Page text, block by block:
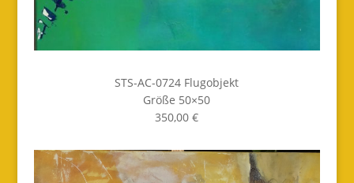
STS-AC-0724 Flugobjekt
Größe 50×50
350,00 €